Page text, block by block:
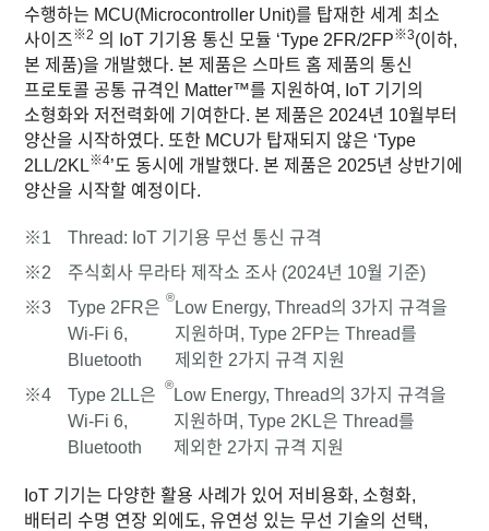
수행하는 MCU(Microcontroller Unit)를 탑재한 세계 최소
사이즈※2 의 IoT 기기용 통신 모듈 ‘Type 2FR/2FP※3(이하,
본 제품)을 개발했다. 본 제품은 스마트 홈 제품의 통신
프로토콜 공통 규격인 Matter™를 지원하여, IoT 기기의
소형화와 저전력화에 기여한다. 본 제품은 2024년 10월부터
양산을 시작하였다. 또한 MCU가 탑재되지 않은 ‘Type
2LL/2KL※4’도 동시에 개발했다. 본 제품은 2025년 상반기에
양산을 시작할 예정이다.
※1
Thread: IoT 기기용 무선 통신 규격
※2
주식회사 무라타 제작소 조사 (2024년 10월 기준)
※3
Type 2FR은
Wi‑Fi 6,
Bluetooth
®
Low Energy, Thread의 3가지 규격을
지원하며, Type 2FP는 Thread를
제외한 2가지 규격 지원
※4
Type 2LL은
Wi‑Fi 6,
Bluetooth
®
Low Energy, Thread의 3가지 규격을
지원하며, Type 2KL은 Thread를
제외한 2가지 규격 지원
IoT 기기는 다양한 활용 사례가 있어 저비용화, 소형화,
배터리 수명 연장 외에도, 유연성 있는 무선 기술의 선택,